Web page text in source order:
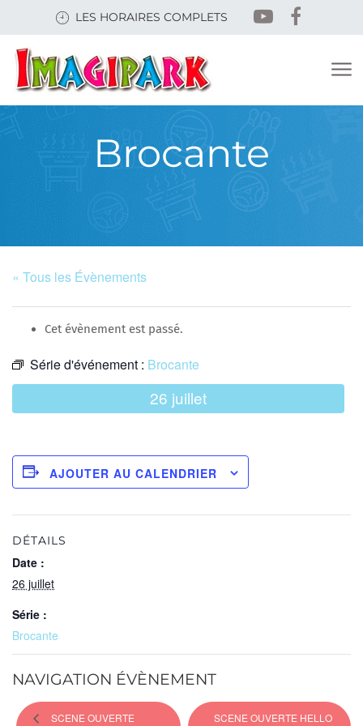
content
LES HORAIRES COMPLETS
Brocante
« Tous les Évènements
Cet évènement est passé.
Série d'événement : Brocante
26 juillet
AJOUTER AU CALENDRIER
DÉTAILS
Date :
26 juillet
Série :
Brocante
NAVIGATION ÉVÈNEMENT
SCENE OUVERTE SCENE OUVERTE HELLO